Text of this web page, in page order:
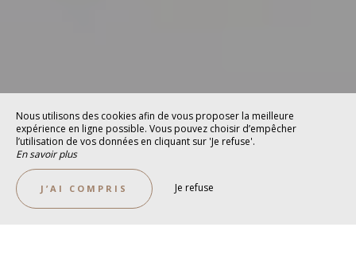
Nous utilisons des cookies afin de vous proposer la meilleure
expérience en ligne possible. Vous pouvez choisir d’empêcher
l’utilisation de vos données en cliquant sur 'Je refuse'.
En savoir plus
J’AI COMPRIS Je refuse